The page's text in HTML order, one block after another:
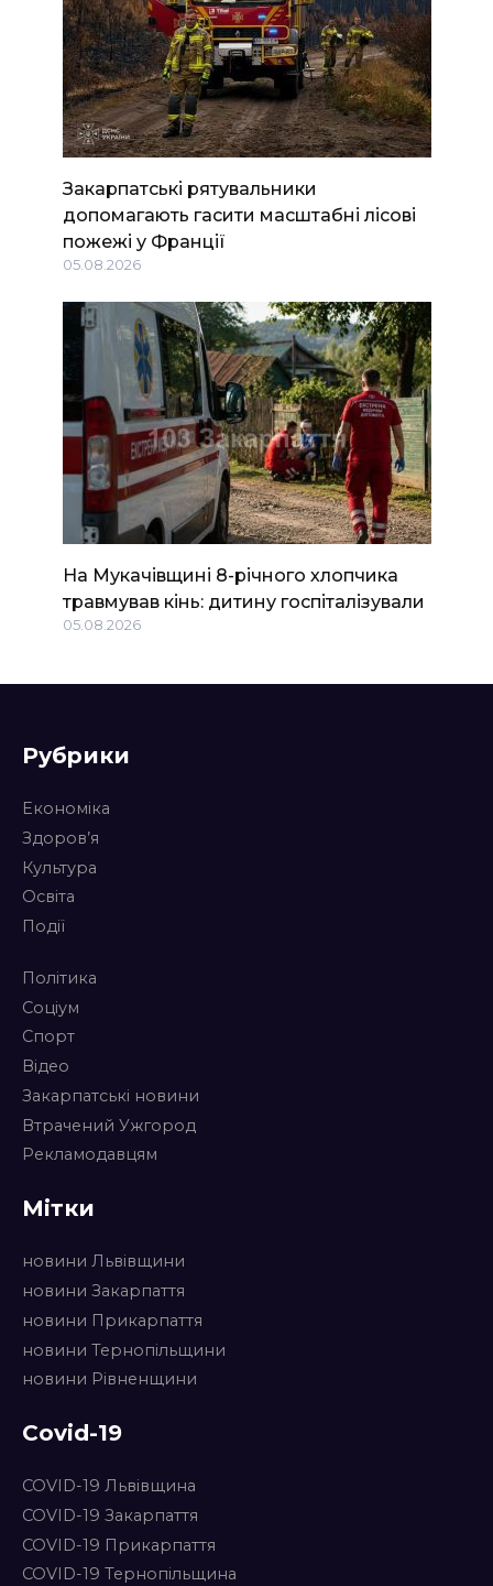
Закарпатські рятувальники
допомагають гасити масштабні лісові
пожежі у Франції
05.08.2026
На Мукачівщині 8-річного хлопчика
травмував кінь: дитину госпіталізували
05.08.2026
Рубрики
Економіка
Здоров’я
Культура
Освіта
Події
Політика
Соціум
Спорт
Відео
Закарпатські новини
Втрачений Ужгород
Рекламодавцям
Мітки
новини Львівщини
новини Закарпаття
новини Прикарпаття
новини Тернопільщини
новини Рівненщини
Covid-19
COVID-19 Львівщина
COVID-19 Закарпаття
COVID-19 Прикарпаття
COVID-19 Тернопільщина